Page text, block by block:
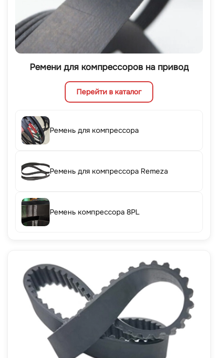
Ремени для компрессоров на привод
Перейти в каталог
Ремень для компрессора
Ремень для компрессора Remeza
Ремень компрессора 8PL